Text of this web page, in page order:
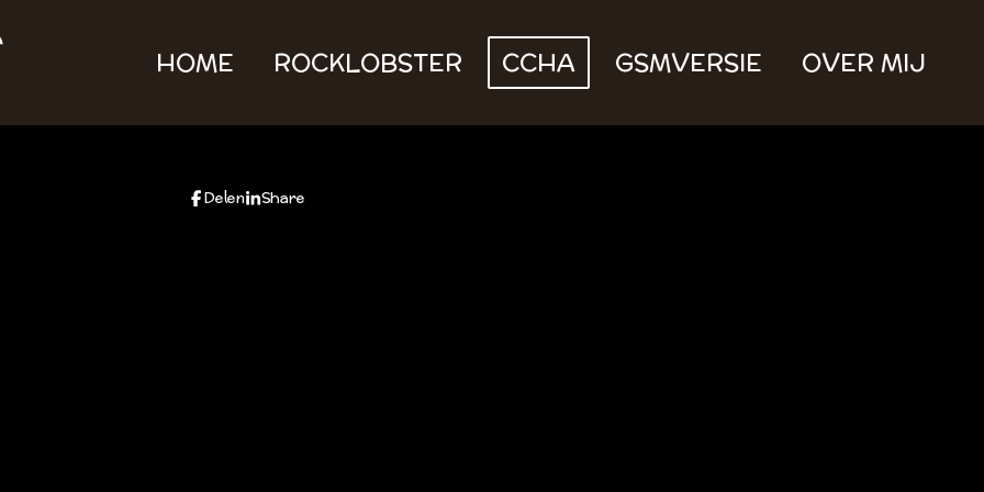
HOME ROCKLOBSTER CCHA GSMVERSIE OVER MIJ
Delen Share